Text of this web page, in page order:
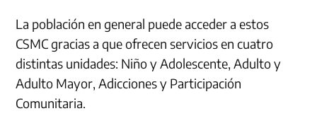
La población en general puede acceder a estos
CSMC gracias a que ofrecen servicios en cuatro
distintas unidades: Niño y Adolescente, Adulto y
Adulto Mayor, Adicciones y Participación
Comunitaria.